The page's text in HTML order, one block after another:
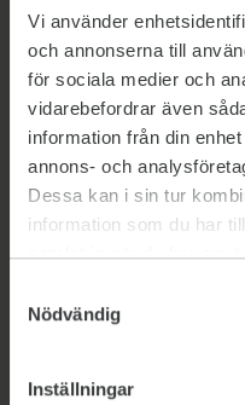
Vi använder
och annonserna till
för sociala medier och
vidarebefordrar även
information från din
annons- och
Dessa kan i sin tur
information som du har
samlat in när du har
Nödvändig
Inställningar